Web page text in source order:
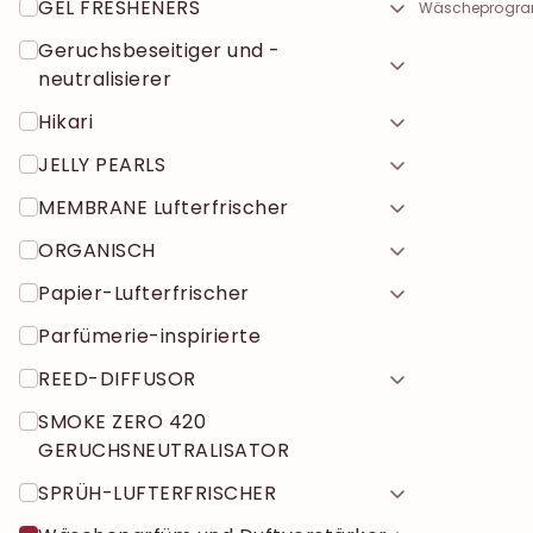
GEL FRESHENERS
Geruchsbeseitiger und -
neutralisierer
Hikari
JELLY PEARLS
MEMBRANE Lufterfrischer
ORGANISCH
Papier-Lufterfrischer
Parfümerie-inspirierte
REED-DIFFUSOR
SMOKE ZERO 420
GERUCHSNEUTRALISATOR
SPRÜH-LUFTERFRISCHER